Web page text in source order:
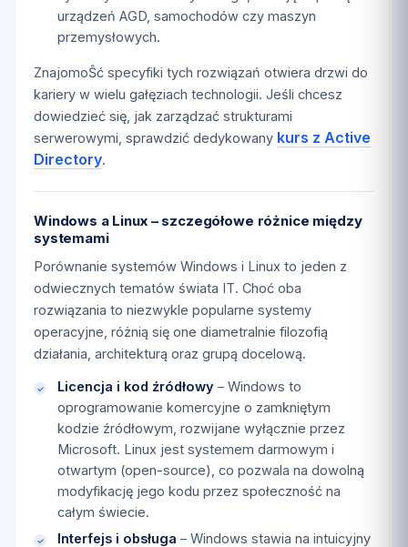
urządzeń AGD, samochodów czy maszyn
przemysłowych.
ZnajomoŜć specyfiki tych rozwiązań otwiera drzwi do
kariery w wielu gałęziach technologii. Jeśli chcesz
dowiedzieć się, jak zarządzać strukturami
serwerowymi, sprawdzić dedykowany kurs z Active
Directory.
Windows a Linux – szczegółowe różnice między
systemami
Porównanie systemów Windows i Linux to jeden z
odwiecznych tematów świata IT. Choć oba
rozwiązania to niezwykle popularne systemy
operacyjne, różnią się one diametralnie filozofią
działania, architekturą oraz grupą docelową.
Licencja i kod źródłowy – Windows to
oprogramowanie komercyjne o zamkniętym
kodzie źródłowym, rozwijane wyłącznie przez
Microsoft. Linux jest systemem darmowym i
otwartym (open-source), co pozwala na dowolną
modyfikację jego kodu przez społeczność na
całym świecie.
Interfejs i obsługa – Windows stawia na intuicyjny